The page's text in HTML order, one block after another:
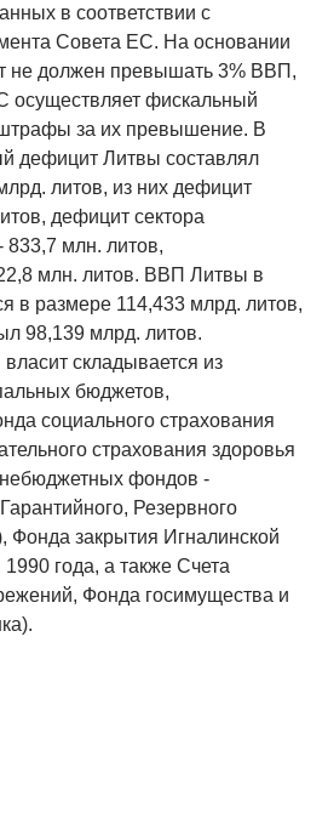
в соответствии с
Совета ЕС. На основании
не должен превышать 3% ВВП,
осуществляет фискальный
за их превышение. В
дефицит Литвы составлял
литов, из них дефицит
дефицит сектора
833,7 млн. литов,
млн. литов. ВВП Литвы в
в размере 114,433 млрд. литов,
98,139 млрд. литов.
складывается из
бюджетов,
социального страхования
страхования здоровья
фондов -
Резервного
Фонда закрытия Игналинской
года, а также Счета
Фонда госимущества и